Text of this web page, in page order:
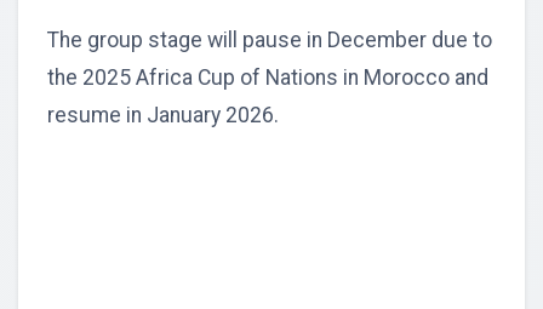
The group stage will pause in December due to
the 2025 Africa Cup of Nations in Morocco and
resume in January 2026.